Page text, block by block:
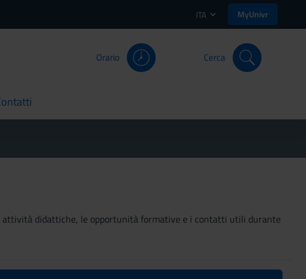
ITA MyUnivr
Orario Cerca
attività didattiche, le opportunità formative e i contatti utili durante